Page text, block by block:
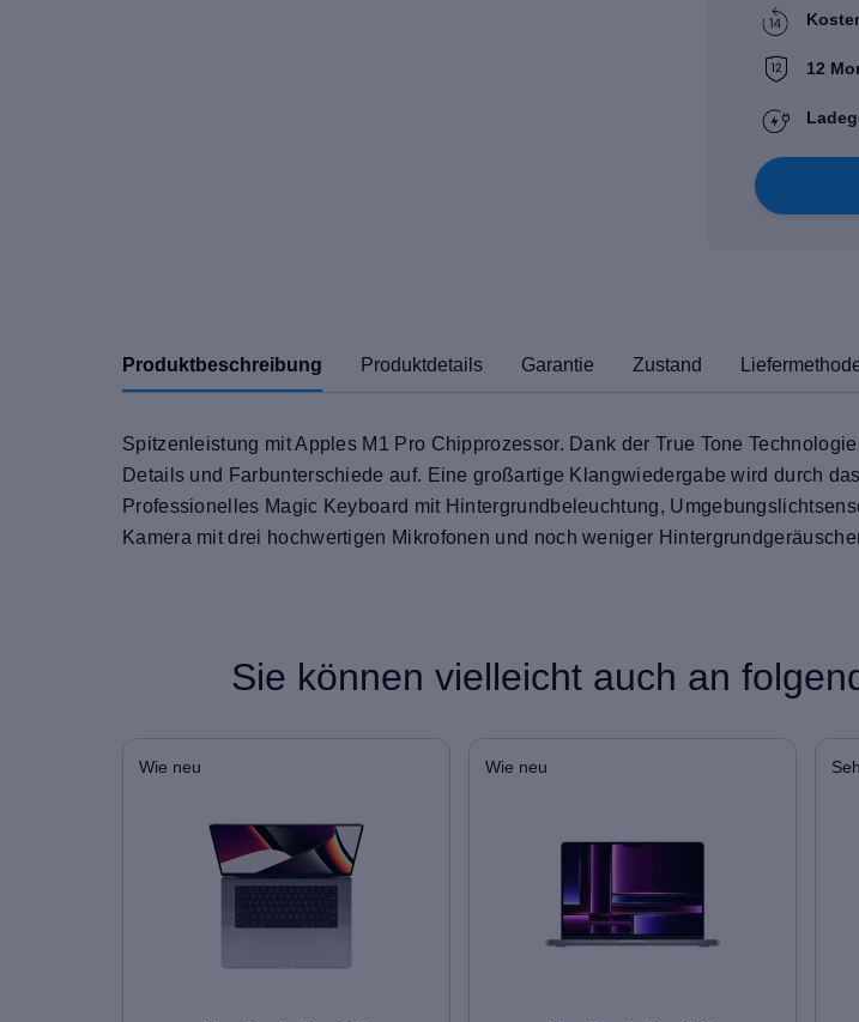
12
Produktbeschreibung Produktdetails Garantie Zustand
Spitzenleistung mit Apples M1 Pro Chipprozessor. Dank der True Tone
Details und Farbunterschiede auf. Eine großartige Klangwiedergabe wird durch
Professionelles Magic Keyboard mit Hintergrundbeleuchtung,
Kamera mit drei hochwertigen Mikrofonen und noch weniger
Sie können vielleicht auch an
Wie neu Wie neu